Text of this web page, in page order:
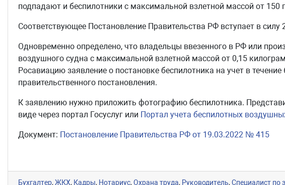
подпадают и беспилотники с максимальной взлетной массой от 150
Соответствующее Постановление Правительства РФ вступает в силу
Одновременно определено, что владельцы ввезенного в РФ или
воздушного судна с максимальной взлетной массой от 0,15
Росавиацию заявление о постановке беспилотника на учет в
правительственного постановления.
К заявлению нужно приложить фотографию беспилотника.
виде через портал Госуслуг или Портал учета беспилотных
Документ: Постановление Правительства РФ от 19.03.2022 № 415
Бухгалтер,ЖКХ, Кадры, Нотариус,Охрана труда, Руководитель,Специалист по